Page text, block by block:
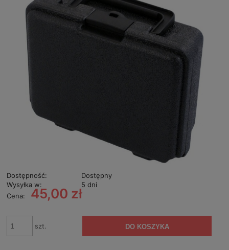
Dostępność:
Dostępny
Wysyłka w:
5 dni
Cena:
45,00 zł
szt. DO KOSZYKA